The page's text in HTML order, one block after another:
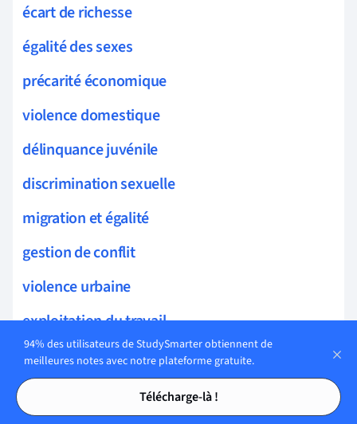
Tables des matières
Tables des matières
écart de richesse
égalité des sexes
précarité économique
violence domestique
délinquance juvénile
discrimination sexuelle
migration et égalité
gestion de conflit
violence urbaine
exploitation du travail
droits du travail
accès aux soins
94% des utilisateurs de StudySmarter obtiennent de
meilleures notes avec notre plateforme gratuite.
Télécharge-là !